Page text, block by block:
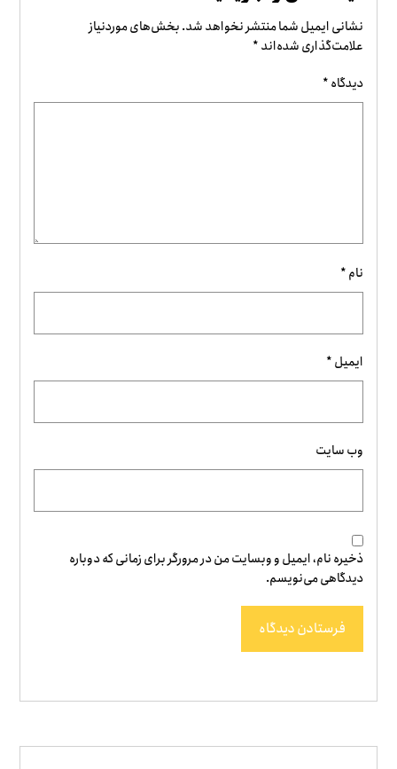
نشانی ایمیل شما منتشر نخواهد شد.بخش‌های موردنیاز
علامت‌گذاری شده‌اند*
دیدگاه*
نام*
ایمیل*
وب‌ سایت
ذخیره نام، ایمیل و وبسایت من در مرورگر برای زمانی که دوباره
دیدگاهی می‌نویسم.
فرستادن دیدگاه